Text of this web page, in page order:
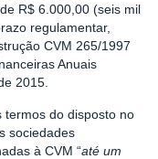
R$ 6.000,00 (seis mil
regulamentar,
CVM 265/1997
Anuais
2015.
termos do disposto no
sociedades
à CVM “até um